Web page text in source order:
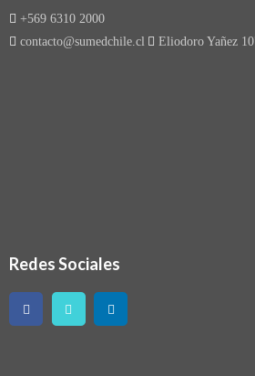
+569 6310 2000
contacto@sumedchile.cl
Eliodoro Yañez
Redes Sociales